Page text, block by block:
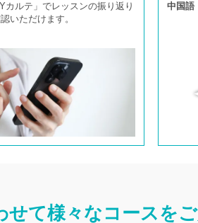
カルテ」でレッスンの振り返り
いただけます。
中国語
せて様々なコースをご